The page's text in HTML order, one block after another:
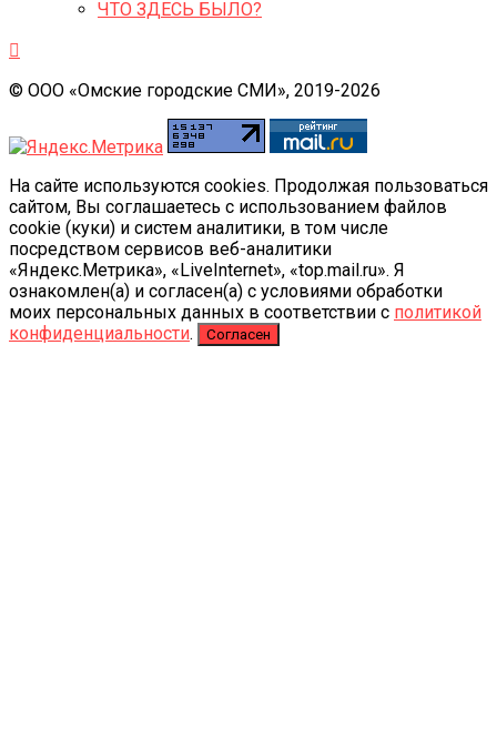
ЧТО ЗДЕСЬ БЫЛО?
© ООО «Омские городские СМИ», 2019-2026
На сайте используются cookies. Продолжая пользоваться
сайтом, Вы соглашаетесь с использованием файлов
cookie (куки) и систем аналитики, в том числе
посредством сервисов веб-аналитики
«Яндекс.Метрика», «LiveInternet», «top.mail.ru». Я
ознакомлен(а) и согласен(а) с условиями обработки
моих персональных данных в соответствии с политикой
конфиденциальности. Согласен